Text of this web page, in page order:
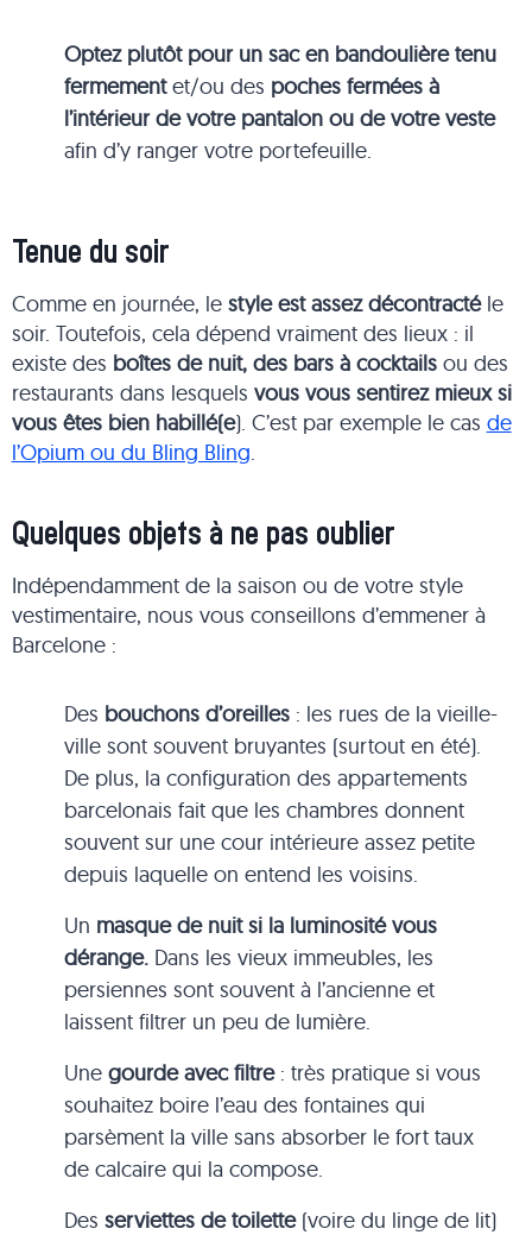
Optez plutôt pour un sac en bandoulière tenu
fermementet/ou des poches fermées à
l’intérieur de votre pantalon ou de votre veste
afin d’y ranger votre portefeuille.
Tenue du soir
Comme en journée, le style est assez décontractéle
soir. Toutefois, cela dépend vraiment des lieux : il
existe des boîtes de nuit, des bars à cocktailsou des
restaurants dans lesquels vous vous sentirez mieux si
vous êtes bien habillé(e). C’est par exemple le cas de
l’Opium ou du Bling Bling.
Quelques objets à ne pas oublier
Indépendamment de la saison ou de votre style
vestimentaire, nous vous conseillons d’emmener à
Barcelone :
Des bouchons d’oreilles : les rues de la vieille-
ville sont souvent bruyantes (surtout en été).
De plus, la configuration des appartements
barcelonais fait que les chambres donnent
souvent sur une cour intérieure assez petite
depuis laquelle on entend les voisins.
Un masque de nuit si la luminosité vous
dérange. Dans les vieux immeubles, les
persiennes sont souvent à l’ancienne et
laissent filtrer un peu de lumière.
Une gourde avec filtre: très pratique si vous
souhaitez boire l’eau des fontaines qui
parsèment la ville sans absorber le fort taux
de calcaire qui la compose.
Desserviettes de toilette(voire du linge de lit)